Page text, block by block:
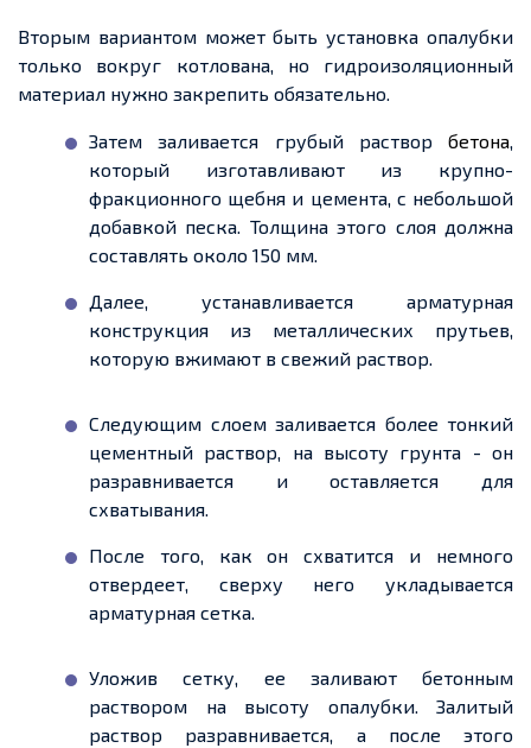
Вторым вариантом может быть установка опалубки
только вокруг котлована, но гидроизоляционный
материал нужно закрепить обязательно.
Затем заливается грубый раствор бетона,
который изготавливают из крупно-
фракционного щебня и цемента, с небольшой
добавкой песка. Толщина этого слоя должна
составлять около 150 мм.
Далее, устанавливается арматурная
конструкция из металлических прутьев,
которую вжимают в свежий раствор.
Следующим слоем заливается более тонкий
цементный раствор, на высоту грунта - он
разравнивается и оставляется для
схватывания.
После того, как он схватится и немного
отвердеет, сверху него укладывается
арматурная сетка.
Уложив сетку, ее заливают бетонным
раствором на высоту опалубки. Залитый
раствор разравнивается, а после этого